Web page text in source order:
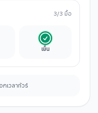
3/3 มื้อ
นค่าทัวร์
เย็น
รวมในค่าทัวร์
เวลาทัวร์